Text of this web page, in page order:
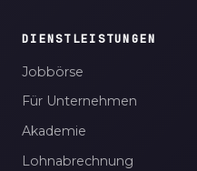
DIENSTLEISTUNGEN
Jobbörse
Für Unternehmen
Akademie
Lohnabrechnung